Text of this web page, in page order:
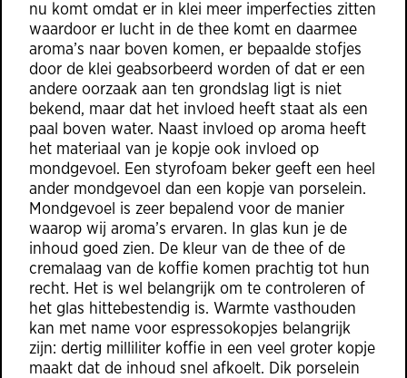
nu komt omdat er in klei meer imperfecties zitten
waardoor er lucht in de thee komt en daarmee
aroma’s naar boven komen, er bepaalde stofjes
door de klei geabsorbeerd worden of dat er een
andere oorzaak aan ten grondslag ligt is niet
bekend, maar dat het invloed heeft staat als een
paal boven water. Naast invloed op aroma heeft
het materiaal van je kopje ook invloed op
mondgevoel. Een styrofoam beker geeft een heel
ander mondgevoel dan een kopje van porselein.
Mondgevoel is zeer bepalend voor de manier
waarop wij aroma’s ervaren. In glas kun je de
inhoud goed zien. De kleur van de thee of de
cremalaag van de koffie komen prachtig tot hun
recht. Het is wel belangrijk om te controleren of
het glas hittebestendig is. Warmte vasthouden
kan met name voor espressokopjes belangrijk
zijn: dertig milliliter koffie in een veel groter kopje
maakt dat de inhoud snel afkoelt. Dik porselein